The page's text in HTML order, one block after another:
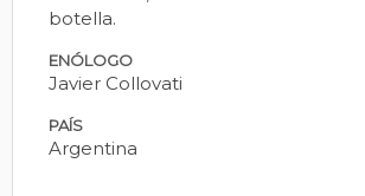
botella.
ENÓLOGO
Javier Collovati
PAÍS
Argentina